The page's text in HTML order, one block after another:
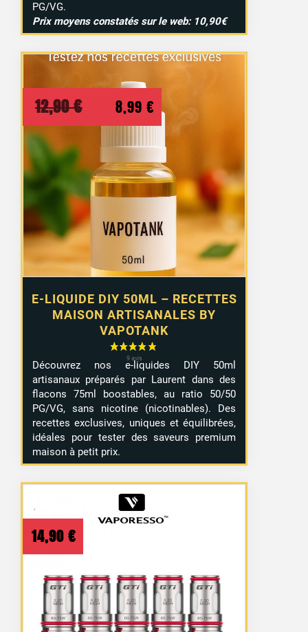
2 avis
PG/VG.
Prix moyens constatés sur le web: 10,90€
E-LIQUIDE DIY 50ML – RECETTES
MAISON ARTISANALES BY
VAPOTANK
12,90€
Le
prix
initial
était :
12,90 €.
8,99 € Le
prix
actuel
est :
8,99 €.
Découvrez nos e-liquides DIY 50ml
artisanaux préparés par Laurent dans des
flacons 75ml boostables, au ratio 50/50
PG/VG, sans nicotine (nicotinables). Des
recettes exclusives, uniques et équilibrées,
idéales pour tester des saveurs premium
maison à petit prix.
14,90 €